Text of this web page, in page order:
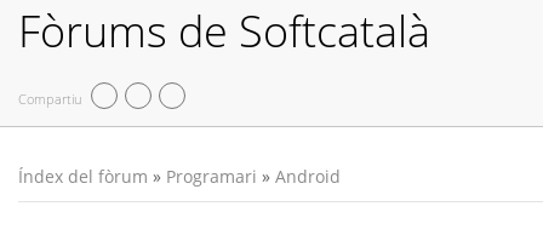
Fòrums de Softcatalà
Compartiu
Índex del fòrum » Programari » Android